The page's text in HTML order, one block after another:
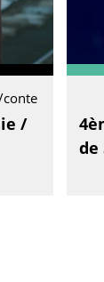
conte
/
de